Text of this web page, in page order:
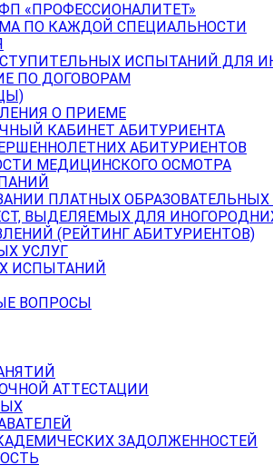
«ПРОФЕССИОНАЛИТЕТ»
ПО КАЖДОЙ СПЕЦИАЛЬНОСТИ
ИСПЫТАНИЙ ДЛЯ
ПО ДОГОВОРАМ
О ПРИЕМЕ
КАБИНЕТ АБИТУРИЕНТА
АБИТУРИЕНТОВ
МЕДИЦИНСКОГО ОСМОТРА
ПЛАТНЫХ ОБРАЗОВАТЕЛЬНЫХ
ВЫДЕЛЯЕМЫХ ДЛЯ
(РЕЙТИНГ АБИТУРИЕНТОВ)
УСЛУГ
ИСПЫТАНИЙ
ВОПРОСЫ
АТТЕСТАЦИИ
ЗАДОЛЖЕННОСТЕЙ